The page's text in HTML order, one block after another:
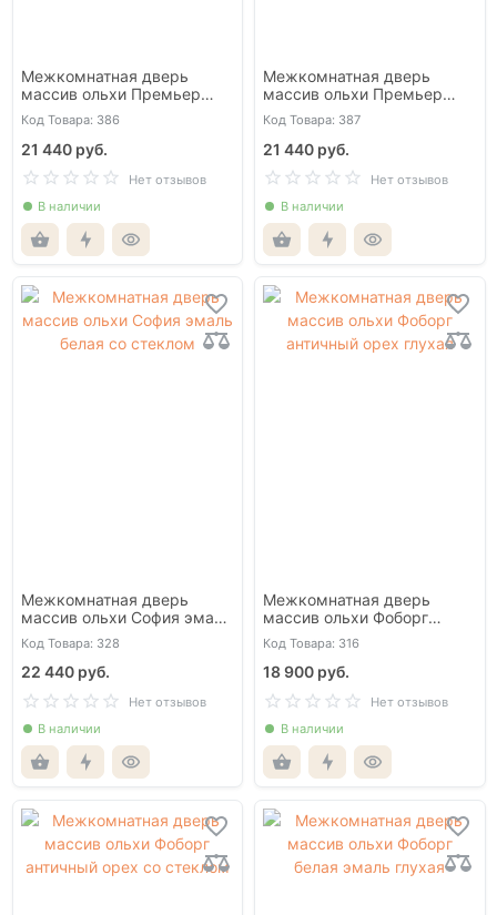
Межкомнатная дверь
массив ольхи Премьер
грей со стеклом
Код Товара: 386
21 440 руб.
Нет отзывов
В наличии
Межкомнатная дверь
массив ольхи Премьер
эмаль белая со стеклом
Код Товара: 387
21 440 руб.
Нет отзывов
В наличии
Межкомнатная дверь
массив ольхи София эмаль
белая со стеклом
Код Товара: 328
22 440 руб.
Нет отзывов
В наличии
Межкомнатная дверь
массив ольхи Фоборг
античный орех глухая
Код Товара: 316
18 900 руб.
Нет отзывов
В наличии